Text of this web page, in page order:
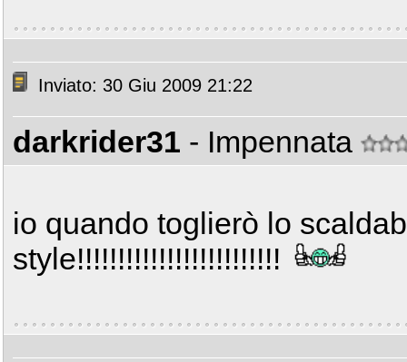
Inviato: 30 Giu 2009 21:22
darkrider31 - Impennata
io quando toglierò lo
style!!!!!!!!!!!!!!!!!!!!!!!!!